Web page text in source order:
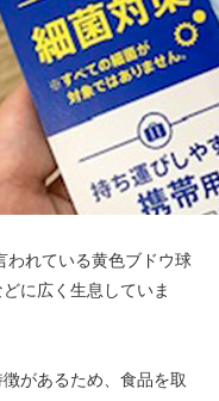
れている黄色ブドウ球
に広く生息していま
があるため、食品を取